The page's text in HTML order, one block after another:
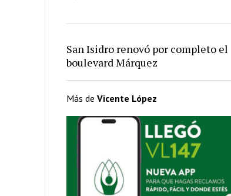
San Isidro renovó por completo el
boulevard Márquez
Más deVicente López